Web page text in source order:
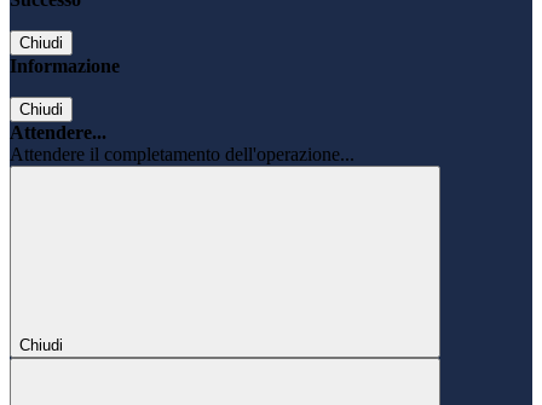
Chiudi
Informazione
Chiudi
Attendere...
Attendere il completamento dell'operazione...
Chiudi